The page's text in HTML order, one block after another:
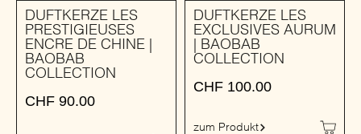
DUFTKERZE LES
PRESTIGIEUSES
ENCRE DE CHINE |
BAOBAB
COLLECTION
CHF 90.00
DUFTKERZE LES
EXCLUSIVES AURUM
| BAOBAB
COLLECTION
CHF 100.00
zum Produkt